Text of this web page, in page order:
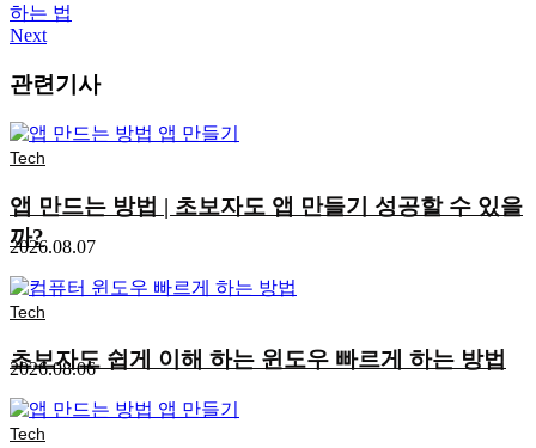
하는 법
Next
관련기사
Tech
앱 만드는 방법 | 초보자도 앱 만들기 성공할 수 있을
까?
2026.08.07
Tech
초보자도 쉽게 이해 하는 윈도우 빠르게 하는 방법
2026.08.06
Tech